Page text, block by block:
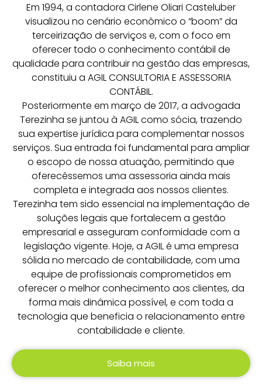
Em 1994, a contadora Cirlene Oliari Casteluber
visualizou no cenário econômico o “boom” da
terceirização de serviços e, com o foco em
oferecer todo o conhecimento contábil de
qualidade para contribuir na gestão das empresas,
constituiu a AGIL CONSULTORIA E ASSESSORIA
CONTÁBIL.
Posteriormente em março de 2017, a advogada
Terezinha se juntou à AGIL como sócia, trazendo
sua expertise jurídica para complementar nossos
serviços. Sua entrada foi fundamental para ampliar
o escopo de nossa atuação, permitindo que
oferecêssemos uma assessoria ainda mais
completa e integrada aos nossos clientes.
Terezinha tem sido essencial na implementação de
soluções legais que fortalecem a gestão
empresarial e asseguram conformidade com a
legislação vigente. Hoje, a AGIL é uma empresa
sólida no mercado de contabilidade, com uma
equipe de profissionais comprometidos em
oferecer o melhor conhecimento aos clientes, da
forma mais dinâmica possível, e com toda a
tecnologia que beneficia o relacionamento entre
contabilidade e cliente.
Saiba mais